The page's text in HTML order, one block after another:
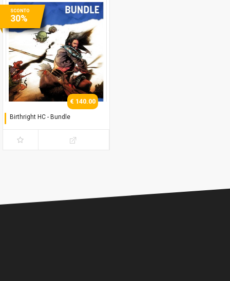
Birthright HC - Bundle
€ 140.00
SCONTO
30%